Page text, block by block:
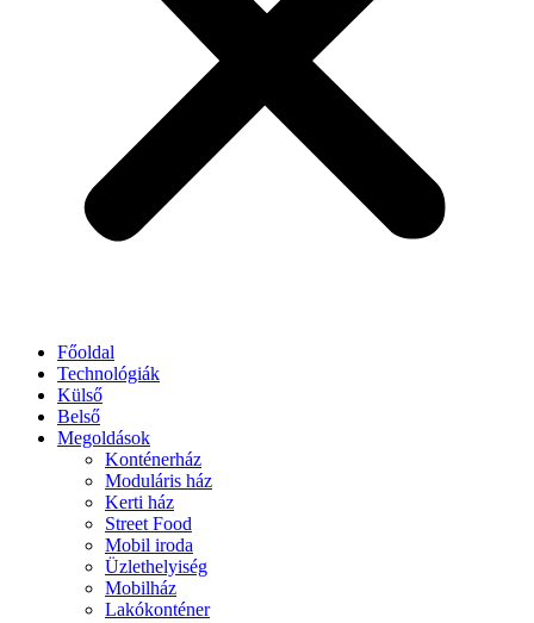
Főoldal
Technológiák
Külső
Belső
Megoldások
Konténerház
Moduláris ház
Kerti ház
Street Food
Mobil iroda
Üzlethelyiség
Mobilház
Lakókonténer